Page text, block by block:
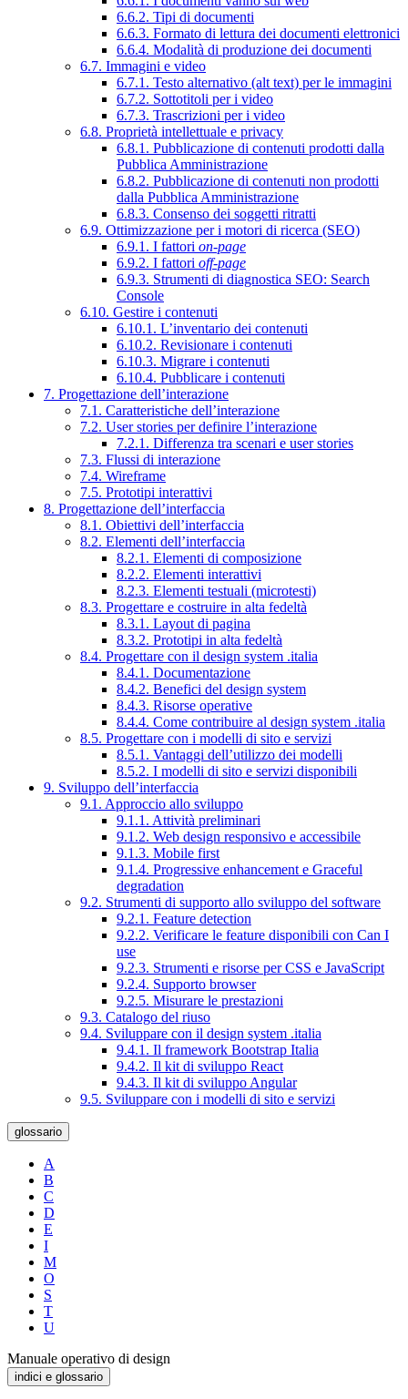
6.6.2. Tipi di documenti
6.6.3. Formato di lettura dei documenti elettronici
6.6.4. Modalità di produzione dei documenti
6.7. Immagini e video
6.7.1. Testo alternativo (alt text) per le immagini
6.7.2. Sottotitoli per i video
6.7.3. Trascrizioni per i video
6.8. Proprietà intellettuale e privacy
6.8.1. Pubblicazione di contenuti prodotti dalla
Pubblica Amministrazione
6.8.2. Pubblicazione di contenuti non prodotti
dalla Pubblica Amministrazione
6.8.3. Consenso dei soggetti ritratti
6.9. Ottimizzazione per i motori di ricerca (SEO)
6.9.1. I fattori on-page
6.9.2. I fattori off-page
6.9.3. Strumenti di diagnostica SEO: Search
Console
6.10. Gestire i contenuti
6.10.1. L’inventario dei contenuti
6.10.2. Revisionare i contenuti
6.10.3. Migrare i contenuti
6.10.4. Pubblicare i contenuti
7. Progettazione dell’interazione
7.1. Caratteristiche dell’interazione
7.2. User stories per definire l’interazione
7.2.1. Differenza tra scenari e user stories
7.3. Flussi di interazione
7.4. Wireframe
7.5. Prototipi interattivi
8. Progettazione dell’interfaccia
8.1. Obiettivi dell’interfaccia
8.2. Elementi dell’interfaccia
8.2.1. Elementi di composizione
8.2.2. Elementi interattivi
8.2.3. Elementi testuali (microtesti)
8.3. Progettare e costruire in alta fedeltà
8.3.1. Layout di pagina
8.3.2. Prototipi in alta fedeltà
8.4. Progettare con il design system .italia
8.4.1. Documentazione
8.4.2. Benefici del design system
8.4.3. Risorse operative
8.4.4. Come contribuire al design system .italia
8.5. Progettare con i modelli di sito e servizi
8.5.1. Vantaggi dell’utilizzo dei modelli
8.5.2. I modelli di sito e servizi disponibili
9. Sviluppo dell’interfaccia
9.1. Approccio allo sviluppo
9.1.1. Attività preliminari
9.1.2. Web design responsivo e accessibile
9.1.3. Mobile first
9.1.4. Progressive enhancement e Graceful
degradation
9.2. Strumenti di supporto allo sviluppo del software
9.2.1. Feature detection
9.2.2. Verificare le feature disponibili con Can I
use
9.2.3. Strumenti e risorse per CSS e JavaScript
9.2.4. Supporto browser
9.2.5. Misurare le prestazioni
9.3. Catalogo del riuso
9.4. Sviluppare con il design system .italia
9.4.1. Il framework Bootstrap Italia
9.4.2. Il kit di sviluppo React
9.4.3. Il kit di sviluppo Angular
9.5. Sviluppare con i modelli di sito e servizi
glossario
A
B
C
D
E
I
M
O
S
T
U
Manuale operativo di design
indici e glossario